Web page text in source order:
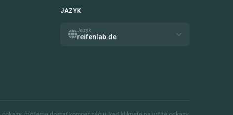
JAZYK
Jazyk
reifenlab.de